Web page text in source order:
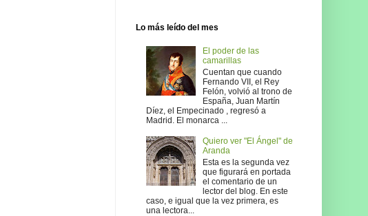
Lo más leído del mes
El poder de las
camarillas
Cuentan que cuando
Fernando VII, el Rey
Felón, volvió al trono de
España, Juan Martín
Díez, el Empecinado , regresó a
Madrid. El monarca ...
Quiero ver "El Ángel" de
Aranda
Esta es la segunda vez
que figurará en portada
el comentario de un
lector del blog. En este
caso, e igual que la vez primera, es
una lectora...